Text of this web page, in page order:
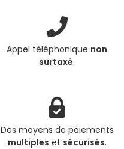
Appel téléphonique non
surtaxé.
Des moyens de paiements
multiples et sécurisés.